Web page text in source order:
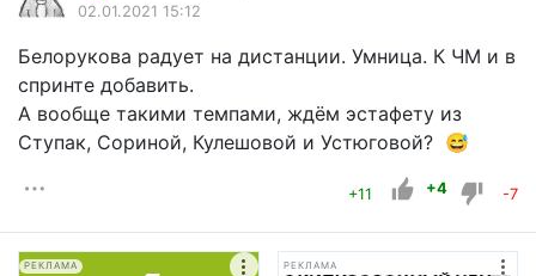
02.01.2021 15:12
Белорукова радует на дистанции. Умница. К ЧМ и в
спринте добавить.
А вообще такими темпами, ждём эстафету из
Ступак, Сориной, Кулешовой и Устюговой? 😅
+11 +4 -7
РЕКЛАМА РЕКЛАМА